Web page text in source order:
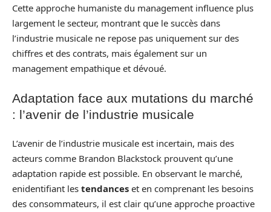
Cette approche humaniste du management influence plus
largement le secteur, montrant que le succès dans
l’industrie musicale ne repose pas uniquement sur des
chiffres et des contrats, mais également sur un
management empathique et dévoué.
Adaptation face aux mutations du marché
: l’avenir de l’industrie musicale
L’avenir de l’industrie musicale est incertain, mais des
acteurs comme Brandon Blackstock prouvent qu’une
adaptation rapide est possible. En observant le marché,
enidentifiant les tendances et en comprenant les besoins
des consommateurs, il est clair qu’une approche proactive